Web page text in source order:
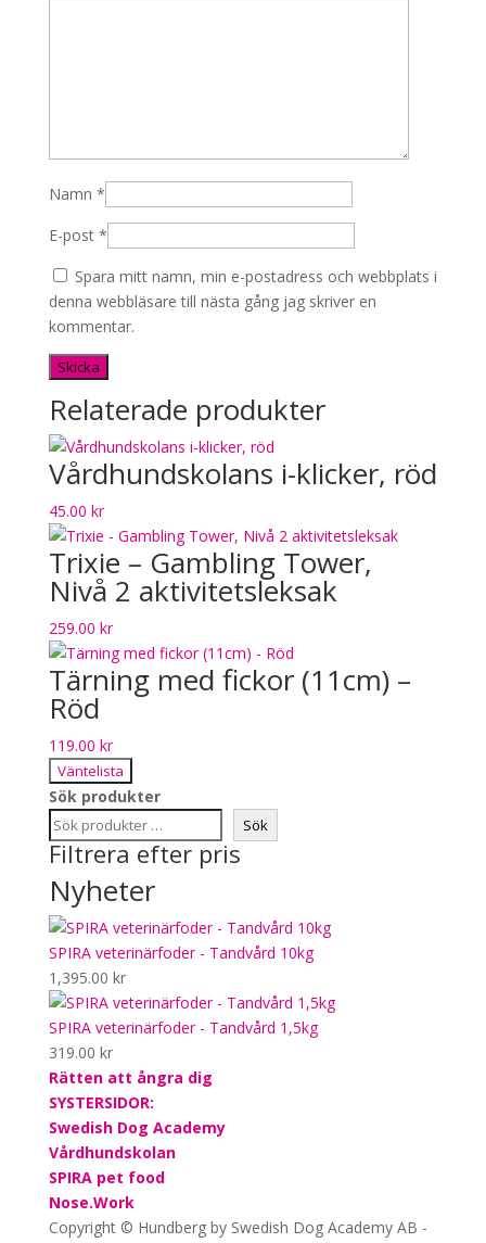
Namn *
E-post *
Spara mitt namn, min e-postadress och webbplats i
denna webbläsare till nästa gång jag skriver en
kommentar.
Relaterade produkter
Vårdhundskolans i-klicker, röd
45.00 kr
Trixie – Gambling Tower,
Nivå 2 aktivitetsleksak
259.00 kr
Tärning med fickor (11cm) –
Röd
119.00 kr
Väntelista
Sök produkter
Sök
Filtrera efter pris
Nyheter
SPIRA veterinärfoder - Tandvård 10kg
1,395.00 kr
SPIRA veterinärfoder - Tandvård 1,5kg
319.00 kr
Rätten att ångra dig
SYSTERSIDOR:
Swedish Dog Academy
Vårdhundskolan
SPIRA pet food
Nose.Work
Copyright © Hundberg by Swedish Dog Academy AB -